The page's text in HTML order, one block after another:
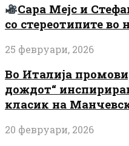
Сара Мејс и
со стереотипите во
25 февруари, 2026
Во Италија
дождот“
класик на
20 февруари, 2026